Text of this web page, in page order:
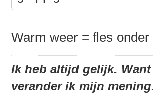
Warm weer = fles
Ik heb altijd gelijk.
verander ik mijn